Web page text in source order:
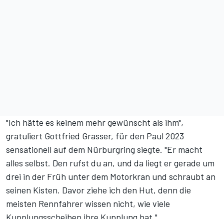
"Ich hätte es keinem mehr gewünscht als ihm",
gratuliert Gottfried Grasser, für den Paul 2023
sensationell auf dem Nürburgring siegte. "Er macht
alles selbst. Den rufst du an, und da liegt er gerade um
drei in der Früh unter dem Motorkran und schraubt an
seinen Kisten. Davor ziehe ich den Hut, denn die
meisten Rennfahrer wissen nicht, wie viele